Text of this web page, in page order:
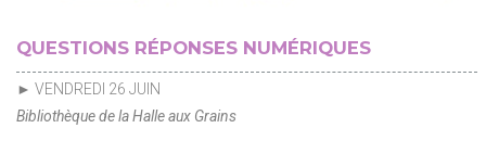
QUESTIONS RÉPONSES NUMÉRIQUES
► VENDREDI 26 JUIN
Bibliothèque de la Halle aux Grains